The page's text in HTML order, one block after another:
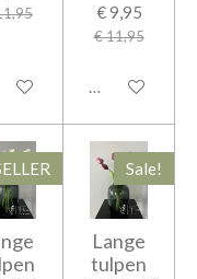
mij op de hoogte
€ 9,95
€ 11,95
In
Sale!
Lange
tulpen